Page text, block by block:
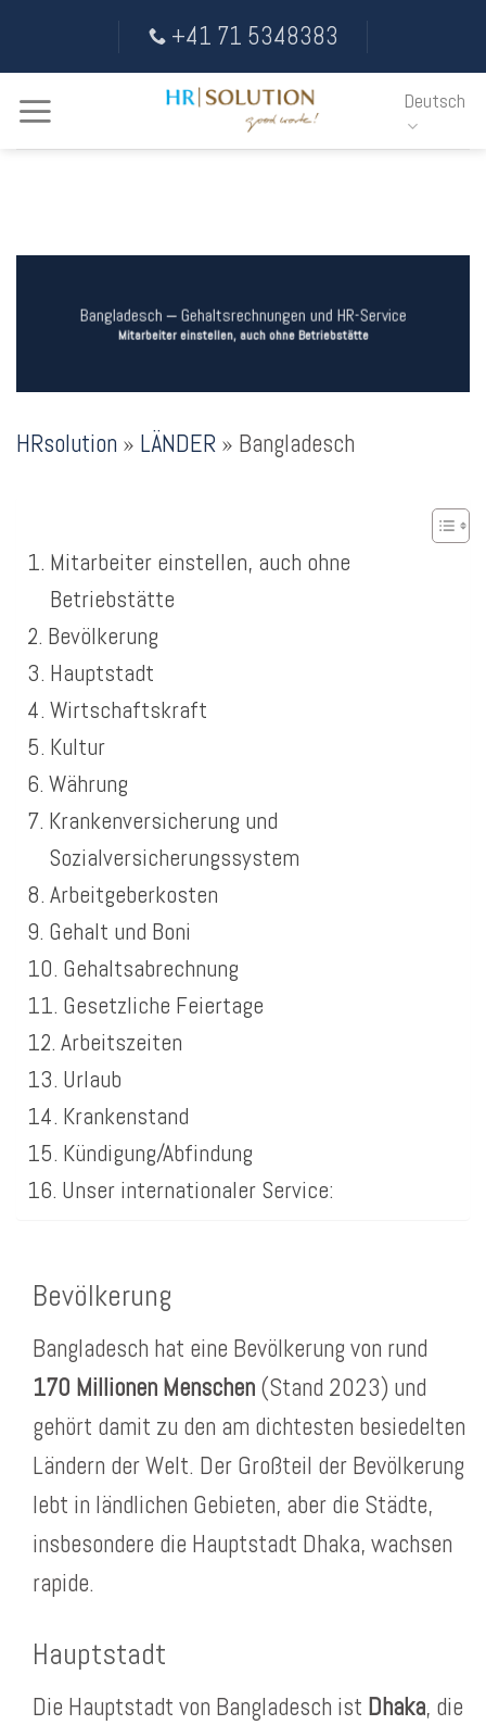
content
+41 71 5348383
Deutsch
Bangladesch ‒ Gehaltsrechnungen und HR-Service
Mitarbeiter einstellen, auch ohne Betriebstätte
HRsolution » LÄNDER » Bangladesch
Mitarbeiter einstellen, auch ohne
Betriebstätte
Bevölkerung
Hauptstadt
Wirtschaftskraft
Kultur
Währung
Krankenversicherung und
Sozialversicherungssystem
Arbeitgeberkosten
Gehalt und Boni
Gehaltsabrechnung
Gesetzliche Feiertage
Arbeitszeiten
Urlaub
Krankenstand
Kündigung/Abfindung
Unser internationaler Service:
Bevölkerung
Bangladesch hat eine Bevölkerung von rund
170 Millionen Menschen (Stand 2023) und
gehört damit zu den am dichtesten besiedelten
Ländern der Welt. Der Großteil der Bevölkerung
lebt in ländlichen Gebieten, aber die Städte,
insbesondere die Hauptstadt Dhaka, wachsen
rapide.
Hauptstadt
Die Hauptstadt von Bangladesch ist Dhaka, die